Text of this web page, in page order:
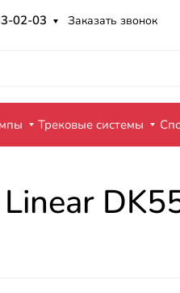
02-03 Заказать звонок
Трековые системы